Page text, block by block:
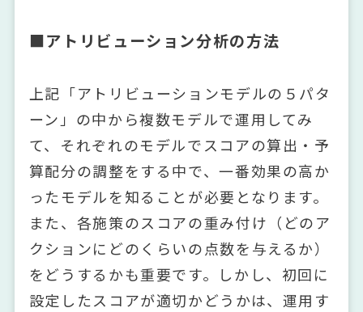
■アトリビューション分析の方法
上記「アトリビューションモデルの５パタ
ーン」の中から複数モデルで運用してみ
て、それぞれのモデルでスコアの算出・予
算配分の調整をする中で、一番効果の高か
ったモデルを知ることが必要となります。
また、各施策のスコアの重み付け（どのア
クションにどのくらいの点数を与えるか）
をどうするかも重要です。しかし、初回に
設定したスコアが適切かどうかは、運用す